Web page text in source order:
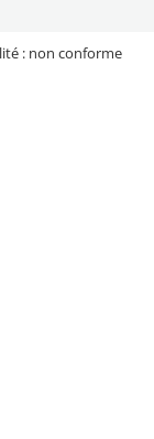
: non conforme